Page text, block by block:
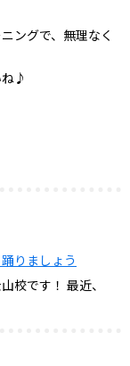
ングで、無理なく
ね♪
りましょう
校です！ 最近、